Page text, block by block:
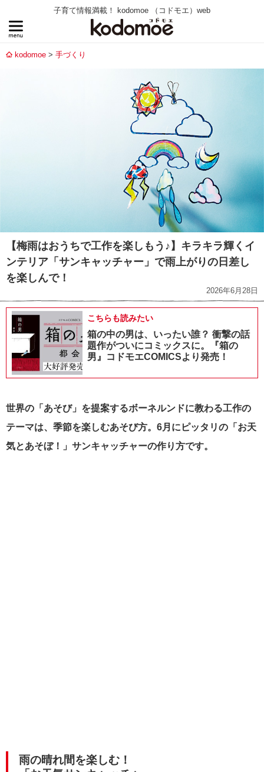
子育て情報満載！ kodomoe （コドモエ）web
kodomoe 手づくり
【梅雨はおうちで工作を楽しもう♪】キラキラ輝くイ
ンテリア「サンキャッチャー」で雨上がりの日差し
を楽しんで！
2026年6月28日
こちらも読みたい
箱の中の男は、いったい誰？ 衝撃の話
題作がついにコミックスに。『箱の
男』コドモエCOMICSより発売！
世界の「あそび」を提案するボーネルンドに教わる工作の
テーマは、季節を楽しむあそび方。6月にピッタリの「お天
気とあそぼ！」サンキャッチャーの作り方です。
雨の晴れ間を楽しむ！